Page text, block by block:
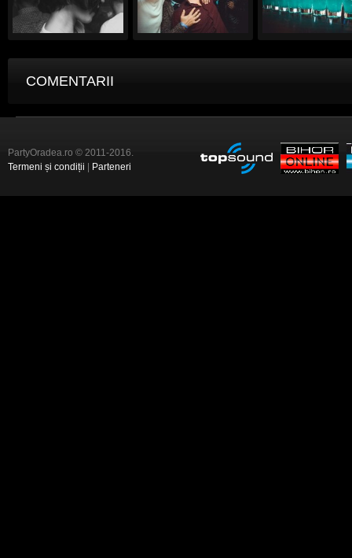
COMENTARII
PartyOradea.ro © 2011-2016.
Termeni și condiții
Parteneri